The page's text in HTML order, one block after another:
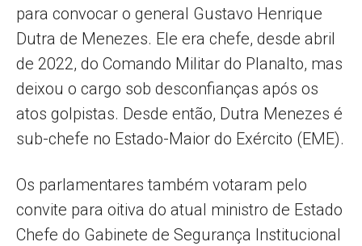
para convocar o general Gustavo Henrique
Dutra de Menezes. Ele era chefe, desde abril
de 2022, do Comando Militar do Planalto, mas
deixou o cargo sob desconfianças após os
atos golpistas. Desde então, Dutra Menezes é
sub-chefe no Estado-Maior do Exército (EME).
Os parlamentares também votaram pelo
convite para oitiva do atual ministro de Estado
Chefe do Gabinete de Segurança Institucional